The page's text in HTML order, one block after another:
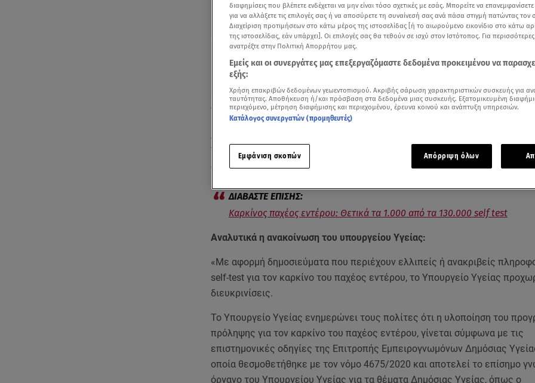
Δείτε περισσότερα άρθρα μας στα αποτελέσματα αναζήτησης
Η Ματίνα Παγώνη για τα self-test για τον καρκίνο παχέος εντέρου/ Βίντεο αρχείου από ΜΕGA
Διευκρινίσεις για τα self-test για τον
Υγείας, με αφορμή δημοσιεύματα που περιέχουν, όπως αναφέρει
ανακριβείς πληροφορίες για τα self-test για τον καρκίνο του παχέος
Καρκίνος παχέος εντέρου: Θετικά τα 1.000 από τα 130.000 self test
Αναλυτικά η ανακοίνωση του υπουργείου Υγείας:
«Με αφορμή δημοσιεύματα που περιέχουν ελλιπείς ή ανακριβείς
self-test για τον καρκίνο του παχέος εντέρου, το Υπουργείο Υγείας
διευκρινίσεις.
Το Υπουργείο Υγείας ενημερώνει τους πολίτες ότι η υλοποίηση του
πρόληψης για τον καρκίνο του παχέος εντέρου, γίνεται σύμφωνα με τις
επιστημονικές οδηγίες της Επιτροπής Εμπειρογνωμόνων Δημόσιας
οποία θεσμοθετήθηκε με τον νόμο 4675/2020 και αποτελεί το επίσημο
όργανο του Υπουργείου Υγείας για τα θέματα Δημόσιας Υγείας, όπως ο
διαφημίσεις που βλέπετε ενδέχεται να μην είναι τόσο σχετικές με εσάς. Μπορείτε να
για να αλλάξετε τις επιλογές σας ή να αποσύρετε τη συναίνεσή σας ανά πάσα στιγμή πατώντας τον
Διαχείριση προτιμήσεων στο κάτω μέρος της ιστοσελίδας [ή το αιωρούμενο εικονίδιο στο κάτω
της ιστοσελίδας, εάν υπάρχει]. Οι επιλογές σας θα τεθούν σε ισχύ στον Ιστότοπος. Για
ανατρέξτε στην Πολιτική Απορρήτου μας.
Εμείς και οι συνεργάτες μας επεξεργαζόμαστε δεδομένα προκειμένου να
εξής:
Χρήση επακριβών δεδομένων γεωεντοπισμού. Ακριβής σάρωση χαρακτηριστικών συσκευής για
ταυτότητας. Αποθήκευση ή/και πρόσβαση στα δεδομένα μιας συσκευής. Εξατομικευμένη
περιεχόμενο, μέτρηση διαφήμισης και περιεχομένου, έρευνα κοινού και ανάπτυξη υπηρεσιών.
Κατάλογος συνεργατών (προμηθευτές)
Εμφάνιση σκοπών Απόρριψη όλων